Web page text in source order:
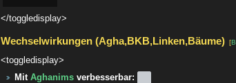
</toggledisplay>
Wechselwirkungen (Agha,BKB,Linken,Bäume) [
<toggledisplay>
MitAghanims verbesserbar: